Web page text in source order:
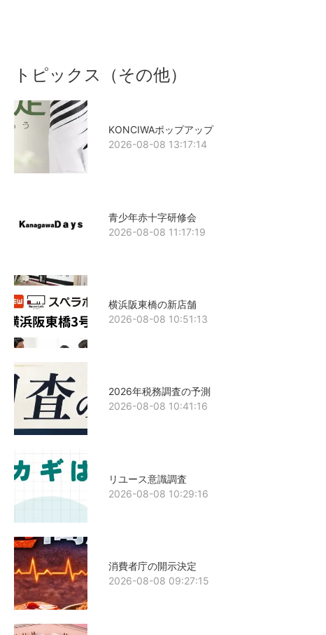
トピックス（その他）
KONCIWAポップアップ
2026-08-08 13:17:14
青少年赤十字研修会
2026-08-08 11:17:19
横浜阪東橋の新店舗
2026-08-08 10:51:13
2026年税務調査の予測
2026-08-08 10:41:16
リユース意識調査
2026-08-08 10:29:16
消費者庁の開示決定
2026-08-08 09:27:15